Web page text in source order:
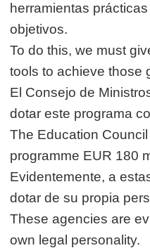
herramientas
objetivos.
To do this, we must
tools to achieve those
El Consejo de
dotar este programa
The Education
programme EUR 180
Evidentemente, a
dotar de su propia
These agencies are
own legal personality.